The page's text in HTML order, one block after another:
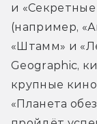
и «Секретные
(например,
«Штамм» и
Geographic,
крупные
«Планета